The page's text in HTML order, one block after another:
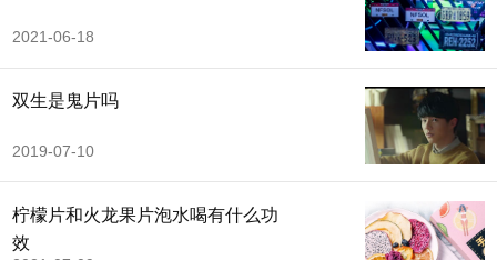
2021-06-18
双生是鬼片吗
2019-07-10
柠檬片和火龙果片泡水喝有什么功
效